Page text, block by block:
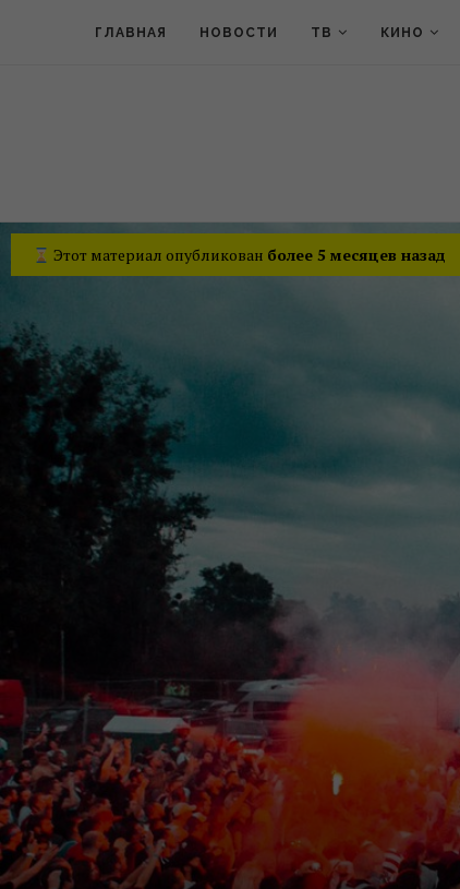
ГЛАВНАЯ НОВОСТИ ТВ КИНО
Этот материал опубликован более 5 месяцев назад